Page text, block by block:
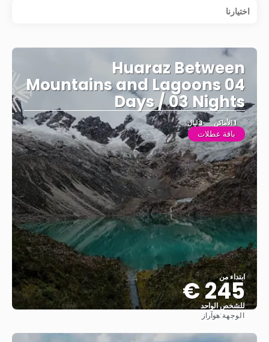
اختيارنا
Huaraz Between
Mountains and Lagoons 04
Days / 03 Nights
1 الأماكن 3 ليال
باقة عطلات
ابتداء من
245 €
للشخص الواحد
الوجهة:هوآراز